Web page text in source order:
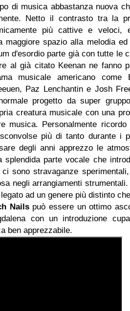
di musica abbastanza nuova
Netto il contrasto tra la
più cattive e veloci,
maggiore spazio alla melodia ed
d'esordio parte già con tutte le
al già citato Keenan ne fanno
musicale americano come
Paz Lenchantin e Josh
progetto da super
creatura musicale con una
musica. Personalmente ricordo
più di tanto durante i
degli anni apprezzo le
splendida parte vocale che
sono stravaganze
negli arrangiamenti
ad un genere più distinto
Nailspuò essere un ottimo
con un introduzione
ben apprezzabile.